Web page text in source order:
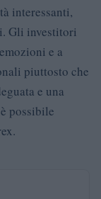
interessanti,
Gli investitori
e a
piuttosto che
e una
possibile